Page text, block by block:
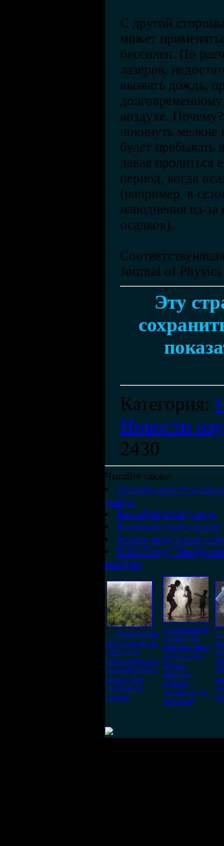
С другой
может
бессилен. По
лазеров,
вызвать дождь,
воздухе.
покинуть
будет пребывать
давая пролиться
период, когда
(например, в
наводнения из-
осадков).
Journal of
Эту
Категория:
Новости
2430
Читайте также:
Тропические леса
дождь
Как образуется дождь
Климатическое оружие
Боевой модульный
В 2017 году "Звезда
выстрел
Тропические
леса Амазонии
способны
самостоятельно
провоцировать
выпадение
осадков. К
такому
Со школьной
скамьи мы
помним закон
круговорота
воды в
природе.
Отчего
механизм, по
которому
С